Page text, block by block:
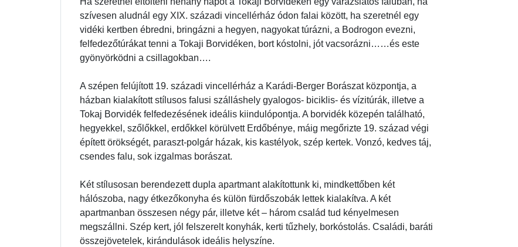
szívesen aludnál egy XIX. századi vincellérház ódon falai között, ha szeretnél egy
vidéki kertben ébredni, bringázni a hegyen, nagyokat túrázni, a Bodrogon evezni,
felfedezőtúrákat tenni a Tokaji Borvidéken, bort kóstolni, jót vacsorázni……és este
gyönyörködni a csillagokban….
A szépen felújított 19. századi vincellérház a Karádi-Berger Borászat központja, a
házban kialakított stílusos falusi szálláshely gyalogos- biciklis- és vízitúrák, illetve a
Tokaj Borvidék felfedezésének ideális kiindulópontja. A borvidék közepén található,
hegyekkel, szőlőkkel, erdőkkel körülvett Erdőbénye, máig megőrizte 19. század végi
épített örökségét, paraszt-polgár házak, kis kastélyok, szép kertek. Vonzó, kedves táj,
csendes falu, sok izgalmas borászat.
Két stílusosan berendezett dupla apartmant alakítottunk ki, mindkettőben két
hálószoba, nagy étkezőkonyha és külön fürdőszobák lettek kialakítva. A két
apartmanban összesen négy pár, illetve két – három család tud kényelmesen
megszállni. Szép kert, jól felszerelt konyhák, kerti tűzhely, borkóstolás. Családi, baráti
összejövetelek, kirándulások ideális helyszíne.